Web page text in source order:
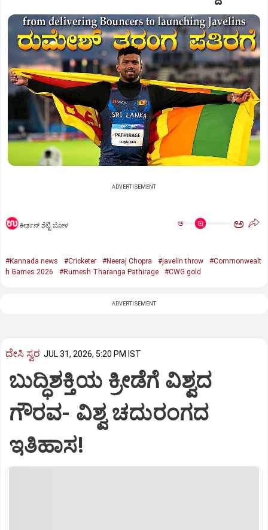
ADVERTISEMENT
ಕೀರ್ತನ್‌ ಶೆಟ್ಟಿ ಬೋಳ ಅ ಅ
#Kannada news #Cricketer #Neeraj Chopra #javelin throw
#Commonwealt
h Games 2026
#Rumesh Tharanga Pathirage #CWG gold
ADVERTISEMENT
ದೇಸಿ ಸ್ವರ JUL 31, 2026, 5:20 PM IST
ಬುದ್ಧಿಶಕ್ತಿಯ ಕ್ರೀಡೆಗೆ ವಿಶ್ವದ
ಗೌರವ- ವಿಶ್ವ ಚದುರಂಗದ
ಇತಿಹಾಸ!